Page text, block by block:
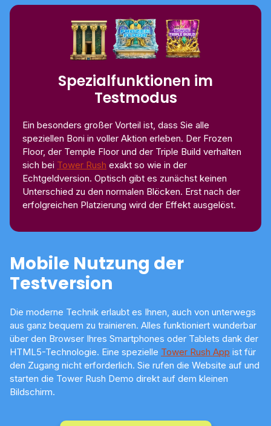
Spezialfunktionen im
Testmodus
Ein besonders großer Vorteil ist, dass Sie alle
speziellen Boni in voller Aktion erleben. Der Frozen
Floor, der Temple Floor und der Triple Build verhalten
sich bei Tower Rush exakt so wie in der
Echtgeldversion. Optisch gibt es zunächst keinen
Unterschied zu den normalen Blöcken. Erst nach der
erfolgreichen Platzierung wird der Effekt ausgelöst.
Mobile Nutzung der
Testversion
Die moderne Technik erlaubt es Ihnen, auch von unterwegs
aus ganz bequem zu trainieren. Alles funktioniert wunderbar
über den Browser Ihres Smartphones oder Tablets dank der
HTML5-Technologie. Eine spezielle Tower Rush App ist für
den Zugang nicht erforderlich. Sie rufen die Website auf und
starten die Tower Rush Demo direkt auf dem kleinen
Bildschirm.